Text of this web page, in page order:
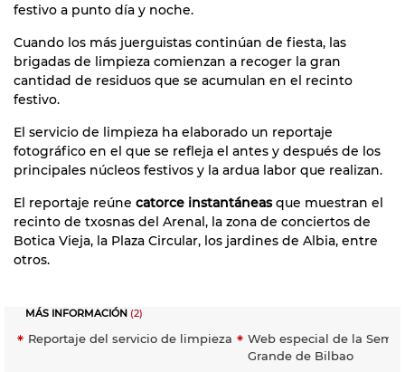
festivo a punto día y noche.
Cuando los más juerguistas continúan de fiesta, las
brigadas de limpieza comienzan a recoger la gran
cantidad de residuos que se acumulan en el recinto
festivo.
El servicio de limpieza ha elaborado un reportaje
fotográfico en el que se refleja el antes y después de los
principales núcleos festivos y la ardua labor que realizan.
El reportaje reúne catorce instantáneasque muestran el
recinto de txosnas del Arenal, la zona de conciertos de
Botica Vieja, la Plaza Circular, los jardines de Albia, entre
otros.
MÁS INFORMACIÓN (2)
Reportaje del servicio de limpieza
Web especial de la
Grande de Bilbao